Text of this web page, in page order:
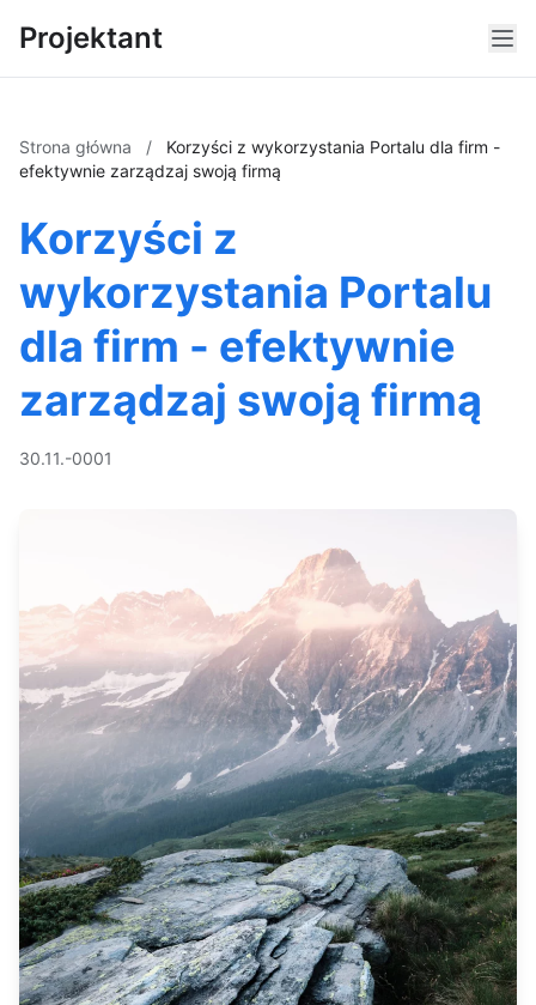
Projektant
Strona główna /
Korzyści z wykorzystania Portalu dla firm -
efektywnie zarządzaj swoją firmą
Korzyści z
wykorzystania Portalu
dla firm - efektywnie
zarządzaj swoją firmą
30.11.-0001